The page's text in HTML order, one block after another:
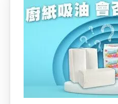
用，有機會會過敏甚或